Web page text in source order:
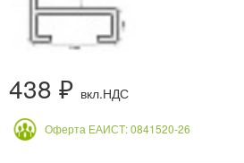
438 ₽ вкл.НДС
Оферта ЕАИСТ: 0841520-26